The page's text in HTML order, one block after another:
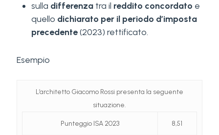
sulla differenza tra il reddito concordato e
quello dichiarato per il periodo d’imposta
precedente(2023) rettificato.
Esempio
L’architetto Giacomo Rossi presenta la seguente
situazione.
Punteggio ISA 2023 8,51